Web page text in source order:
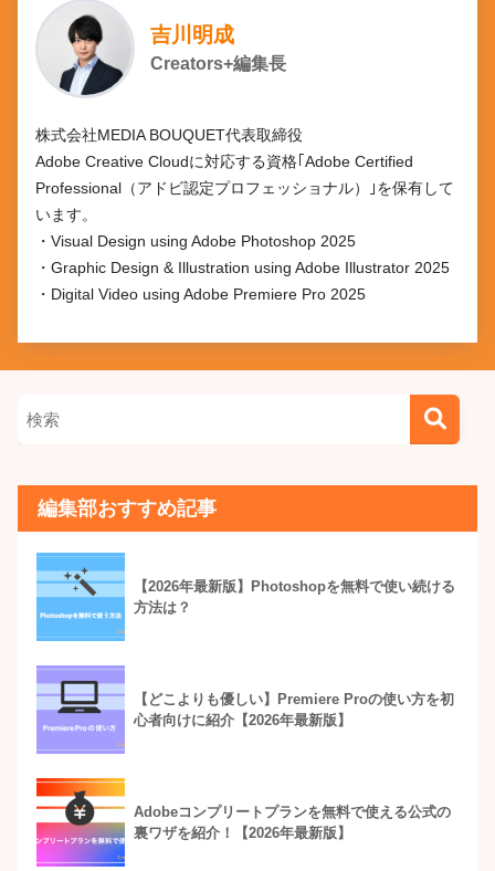
吉川明成
Creators+編集長
株式会社MEDIA BOUQUET代表取締役
Adobe Creative Cloudに対応する資格｢Adobe Certified
Professional（アドビ認定プロフェッショナル）｣を保有して
います。
・Visual Design using Adobe Photoshop 2025
・Graphic Design & Illustration using Adobe Illustrator 2025
・Digital Video using Adobe Premiere Pro 2025
編集部おすすめ記事
【2026年最新版】Photoshopを無料で使い続ける
方法は？
【どこよりも優しい】Premiere Proの使い方を初
心者向けに紹介【2026年最新版】
Adobeコンプリートプランを無料で使える公式の
裏ワザを紹介！【2026年最新版】